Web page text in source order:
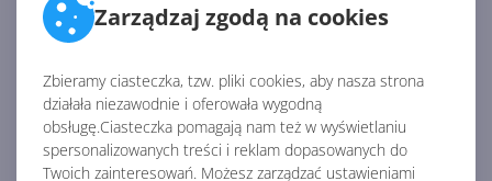
Zarządzaj zgodą na cookies
Zbieramy ciasteczka, tzw. pliki cookies, aby nasza strona
działała niezawodnie i oferowała wygodną
obsługę.Ciasteczka pomagają nam też w wyświetlaniu
spersonalizowanych treści i reklam dopasowanych do
Twoich zainteresowań. Możesz zarządzać ustawieniami
AKTUALNOŚCI Z KATEGORII EDGE
Edge bez inteligentnej historii.
Microsoft niespodziewanie
kasuje funkcję AI